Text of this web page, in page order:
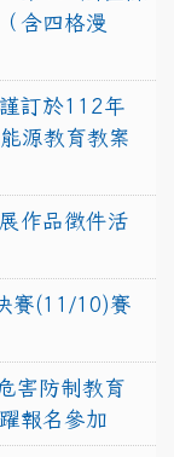
含四格漫
訂於112年
源教育教案
作品徵件活
賽(11/10)賽
害防制教育
報名參加